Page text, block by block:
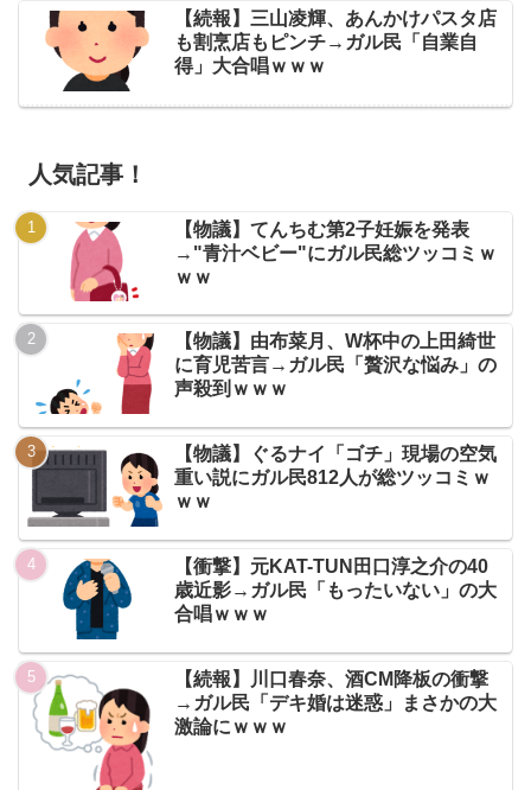
【続報】三山凌輝、あんかけパスタ店
も割烹店もピンチ→ガル民「自業自
得」大合唱ｗｗｗ
人気記事！
【物議】てんちむ第2子妊娠を発表
→"青汁ベビー"にガル民総ツッコミｗ
ｗｗ
【物議】由布菜月、W杯中の上田綺世
に育児苦言→ガル民「贅沢な悩み」の
声殺到ｗｗｗ
【物議】ぐるナイ「ゴチ」現場の空気
重い説にガル民812人が総ツッコミｗ
ｗｗ
【衝撃】元KAT-TUN田口淳之介の40
歳近影→ガル民「もったいない」の大
合唱ｗｗｗ
【続報】川口春奈、酒CM降板の衝撃
→ガル民「デキ婚は迷惑」まさかの大
激論にｗｗｗ